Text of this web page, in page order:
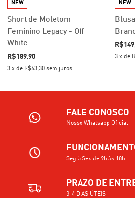
NEW
Short de Moletom
Feminino Legacy - Off
White
R$189,90
3 x de R$63,30 sem juros
NEW
3 x de
FALE CONOSCO
Nosso Whatsapp Oficial
Seg à Sex de 9h às 18h
PRAZO DE
3-4 DIAS ÚTEIS